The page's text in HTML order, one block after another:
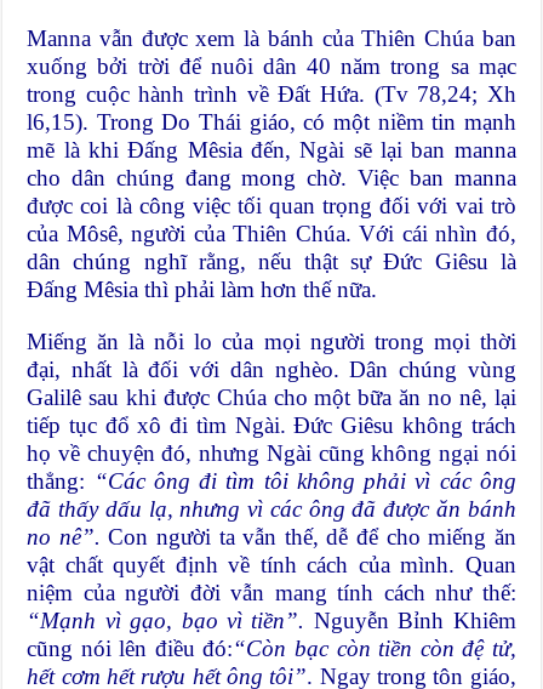
Manna vẫn được xem là bánh của Thiên Chúa ban
xuống bởi trời để nuôi dân 40 năm trong sa mạc
trong cuộc hành trình về Đất Hứa. (Tv 78,24; Xh
l6,15). Trong Do Thái giáo, có một niềm tin mạnh
mẽ là khi Đấng Mêsia đến, Ngài sẽ lại ban manna
cho dân chúng đang mong chờ. Việc ban manna
được coi là công việc tối quan trọng đối với vai trò
của Môsê, người của Thiên Chúa. Với cái nhìn đó,
dân chúng nghĩ rằng, nếu thật sự Đức Giêsu là
Đấng Mêsia thì phải làm hơn thế nữa.
Miếng ăn là nỗi lo của mọi người trong mọi thời
đại, nhất là đối với dân nghèo. Dân chúng vùng
Galilê sau khi được Chúa cho một bữa ăn no nê, lại
tiếp tục đổ xô đi tìm Ngài. Ðức Giêsu không trách
họ về chuyện đó, nhưng Ngài cũng không ngại nói
thẳng: “Các ông đi tìm tôi không phải vì các ông
đã thấy dấu lạ, nhưng vì các ông đã được ăn bánh
no nê”. Con người ta vẫn thế, dễ để cho miếng ăn
vật chất quyết định về tính cách của mình. Quan
niệm của người đời vẫn mang tính cách như thế:
“Mạnh vì gạo, bạo vì tiền”. Nguyễn Bỉnh Khiêm
cũng nói lên điều đó:“Còn bạc còn tiền còn đệ tử,
hết cơm hết rượu hết ông tôi”. Ngay trong tôn giáo,